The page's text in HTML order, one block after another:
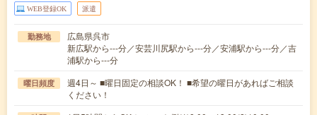
WEB登録OK 派遣
勤務地
広島県呉市
新広駅から---分／安芸川尻駅から---分／安浦駅から---分／吉
浦駅から---分
曜日頻度
週4日～ ■曜日固定の相談OK！ ■希望の曜日があればご相談
ください！